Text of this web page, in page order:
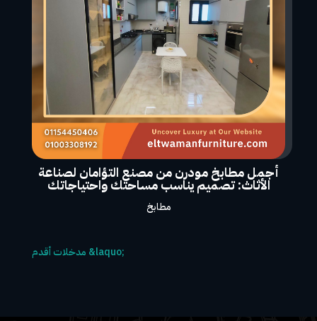
أجمل مطابخ مودرن من مصنع التؤامان لصناعة
الأثاث: تصميم يناسب مساحتك واحتياجاتك
مطابخ